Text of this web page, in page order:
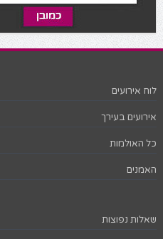
לוח אירועים
אירועים בעירך
כל האולמות
האמנים
שאלות נפוצות